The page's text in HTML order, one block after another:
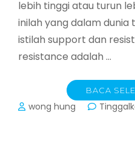
lebih tinggi atau turun
inilah yang dalam dunia
istilah support dan
resistance adalah …
BACA
wong hung